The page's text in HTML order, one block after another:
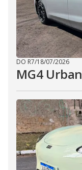
DO R7/18/07/2026
MG4 Urban